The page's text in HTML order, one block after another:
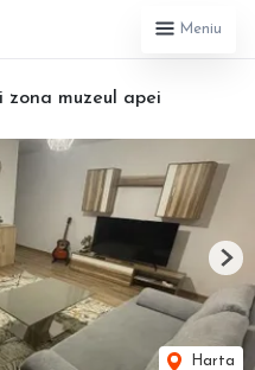
Meniu
muzeul apei
Harta